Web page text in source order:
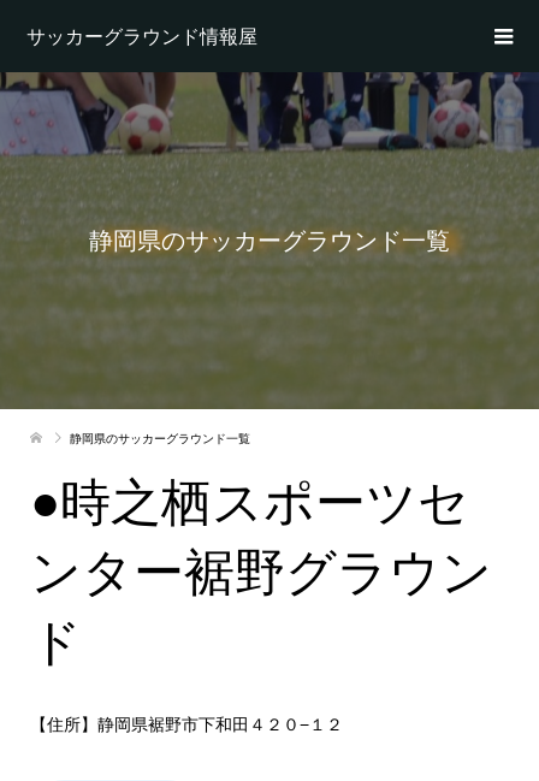
サッカーグラウンド情報屋
静岡県のサッカーグラウンド一覧
静岡県のサッカーグラウンド一覧
●時之栖スポーツセ
ンター裾野グラウン
ド
【住所】静岡県裾野市下和田４２０−１２